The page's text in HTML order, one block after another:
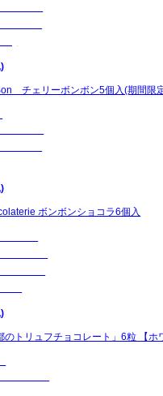
チェリーボンボン5個入(期間限
ボンボンショコラ6個入
のトリュフチョコレート」6粒 【ホ